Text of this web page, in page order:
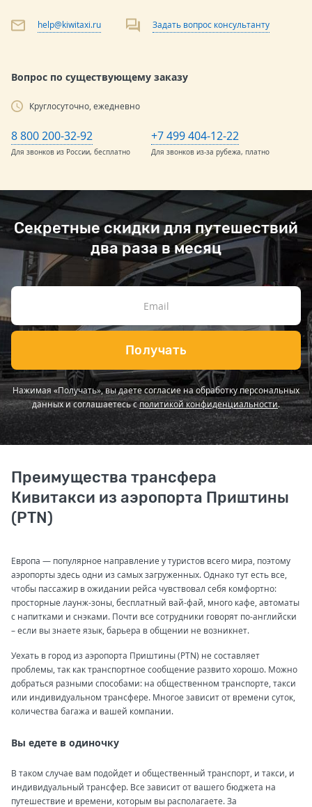
help@kiwitaxi.ru Задать вопрос консультанту
Вопрос по существующему заказу
Круглосуточно, ежедневно
8 800 200-32-92
Для звонков из России, бесплатно
+7 499 404-12-22
Для звонков из-за рубежа, платно
Секретные скидки для путешествий
два раза в месяц
Получать
Нажимая «Получать», вы даете согласие на обработку персональных
данных и соглашаетесь сполитикой конфиденциальности.
Преимущества трансфера
Кивитакси из аэропорта Приштины
(PTN)
Европа — популярное направление у туристов всего мира, поэтому
аэропорты здесь одни из самых загруженных. Однако тут есть все,
чтобы пассажир в ожидании рейса чувствовал себя комфортно:
просторные лаунж-зоны, бесплатный вай-фай, много кафе, автоматы
с напитками и снэками. Почти все сотрудники говорят по-английски
– если вы знаете язык, барьера в общении не возникнет.
Уехать в город из аэропорта Приштины (PTN) не составляет
проблемы, так как транспортное сообщение развито хорошо. Можно
добраться разными способами: на общественном транспорте, такси
или индивидуальном трансфере. Многое зависит от времени суток,
количества багажа и вашей компании.
Вы едете в одиночку
В таком случае вам подойдет и общественный транспорт, и такси, и
индивидуальный трансфер. Все зависит от вашего бюджета на
путешествие и времени, которым вы располагаете. За